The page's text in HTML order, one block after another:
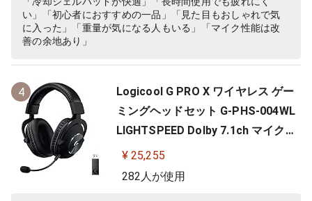
い」「初心者におすすめの一品」「見た目もおしゃれで気
に入った」「重量が気になる人もいる」「マイク性能は改
善の余地あり」
4
Logicool G PRO X ワイヤレス ゲー
ミングヘッドセット G-PHS-004WL
LIGHTSPEED Dolby 7.1ch マイク付
き 20時間連続使用可能 軽量 充電式
PS5 PS4 PC ゲーミング ヘッドセッ
¥ 25,255
282人が使用